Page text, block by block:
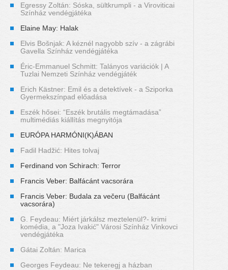
Egressy Zoltán: Sóska, sültkrumpli - a Viroviticai
Színház vendégjátéka
Elaine May: Halak
Elvis Bošnjak: A kéznél nagyobb szív - a zágrábi
Gavella Színház vendégjátéka
Éric-Emmanuel Schmitt: Talányos variációk | A
Tuzlai Nemzeti Színház vendégjáték
Erich Kästner: Emil és a detektívek - a Sziporka
Gyermekszínpad előadása
Eszék hősei: “Eszék brutális megtámadása”
multimédiás kiállítás megnyitója
EURÓPA HARMÓNI(K)ÁBAN
Fadil Hadžić: Hites tolvaj
Ferdinand von Schirach: Terror
Francis Veber: Balfácánt vacsorára
Francis Veber: Budala za večeru (Balfácánt
vacsorára)
G. Feydeau: Miért járkálsz meztelenül?- krimi
komédia, a "Joza Ivakić" Városi Színház Vinkovci
vendégjátéka
Gátai Zoltán: Marica
Georges Feydeau: Ne tekeregj a házban